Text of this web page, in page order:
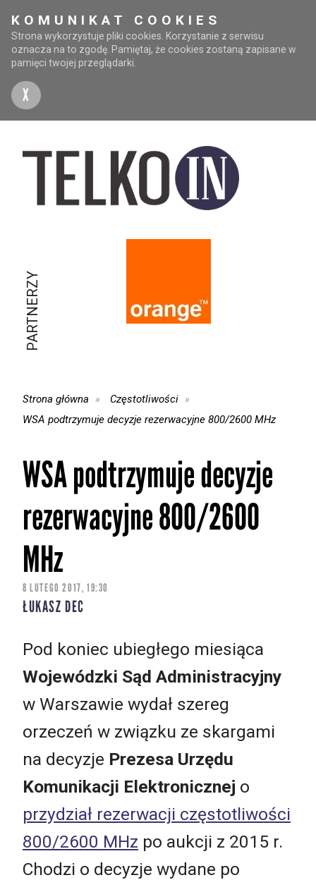
KOMUNIKAT COOKIES
Strona wykorzystuje pliki cookies. Korzystanie z serwisu
oznacza na to zgodę. Pamiętaj, że cookies zostaną zapisane w
pamięci twojej przeglądarki.
X
PARTNERZY
Strona główna
Częstotliwości
WSA podtrzymuje decyzje rezerwacyjne 800/2600 MHz
WSA podtrzymuje decyzje
rezerwacyjne 800/2600
MHz
8 LUTEGO 2017, 19:30
ŁUKASZ DEC
Pod koniec ubiegłego miesiąca
Wojewódzki Sąd Administracyjny
w Warszawie wydał szereg
orzeczeń w związku ze skargami
na decyzje Prezesa Urzędu
Komunikacji Elektronicznej o
przydział rezerwacji częstotliwości
800/2600 MHz po aukcji z 2015 r.
Chodzi o decyzje wydane po